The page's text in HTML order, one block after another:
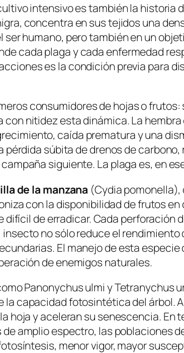
intensivo es también la historia
, concentra en sus tejidos una
humano, pero también en un
cada plaga y cada enfermedad
es la condición previa para
consumidores de hojas o
con nitidez esta dinámica. La
caída prematura y una
pérdida súbita de drenos de
siguiente. La plaga es, en
de la manzana (Cydia pomonella),
con la disponibilidad de frutos
difícil de erradicar. Cada
no sólo reduce el
El manejo de esta especie
de enemigos naturales.
Panonychus ulmi yTetranychus
la capacidad fotosintética del árbol.
hoja y aceleran su senescencia.
amplio espectro, las poblaciones
menor vigor, mayor